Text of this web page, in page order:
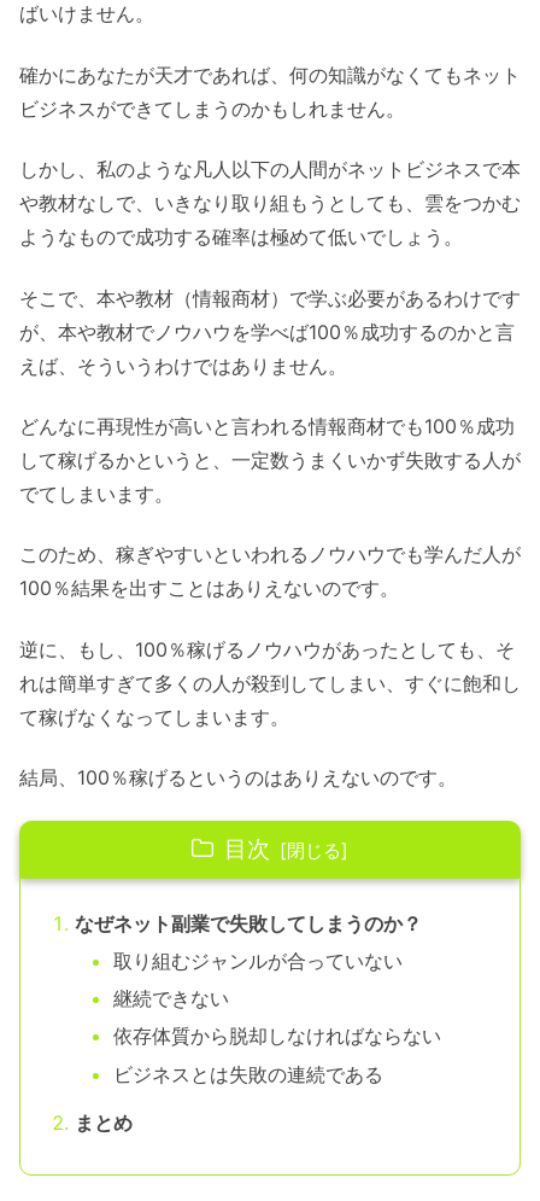
ばいけません。
確かにあなたが天才であれば、何の知識がなくてもネット
ビジネスができてしまうのかもしれません。
しかし、私のような凡人以下の人間がネットビジネスで本
や教材なしで、いきなり取り組もうとしても、雲をつかむ
ようなもので成功する確率は極めて低いでしょう。
そこで、本や教材（情報商材）で学ぶ必要があるわけです
が、本や教材でノウハウを学べば100％成功するのかと言
えば、そういうわけではありません。
どんなに再現性が高いと言われる情報商材でも100％成功
して稼げるかというと、一定数うまくいかず失敗する人が
でてしまいます。
このため、稼ぎやすいといわれるノウハウでも学んだ人が
100％結果を出すことはありえないのです。
逆に、もし、100％稼げるノウハウがあったとしても、そ
れは簡単すぎて多くの人が殺到してしまい、すぐに飽和し
て稼げなくなってしまいます。
結局、100％稼げるというのはありえないのです。
目次
なぜネット副業で失敗してしまうのか？
取り組むジャンルが合っていない
継続できない
依存体質から脱却しなければならない
ビジネスとは失敗の連続である
まとめ